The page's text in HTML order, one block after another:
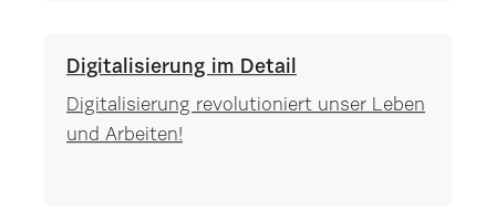
Digitalisierung im Detail
Digitalisierung revolutioniert unser Leben
und Arbeiten!